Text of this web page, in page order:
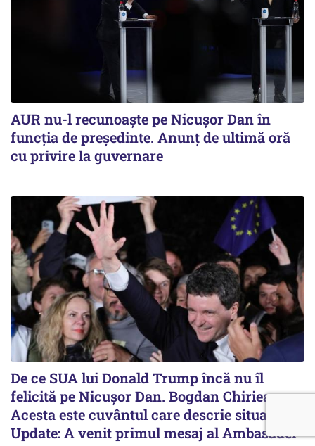
AUR nu-l recunoaște pe Nicușor Dan în
funcția de președinte. Anunț de ultimă oră
cu privire la guvernare
De ce SUA lui Donald Trump încă nu îl
felicită pe Nicușor Dan. Bogdan Chirieac:
Acesta este cuvântul care descrie situația /
Update: A venit primul mesaj al Ambasadei